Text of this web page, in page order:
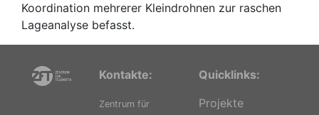
Koordination mehrerer Kleindrohnen zur raschen
Lageanalyse befasst.
Kontakte:
Zentrum für
Quicklinks:
Projekte